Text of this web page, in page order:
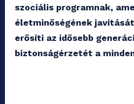
szociális programnak,
életminőségének
erősíti az idősebb
biztonságérzetét a